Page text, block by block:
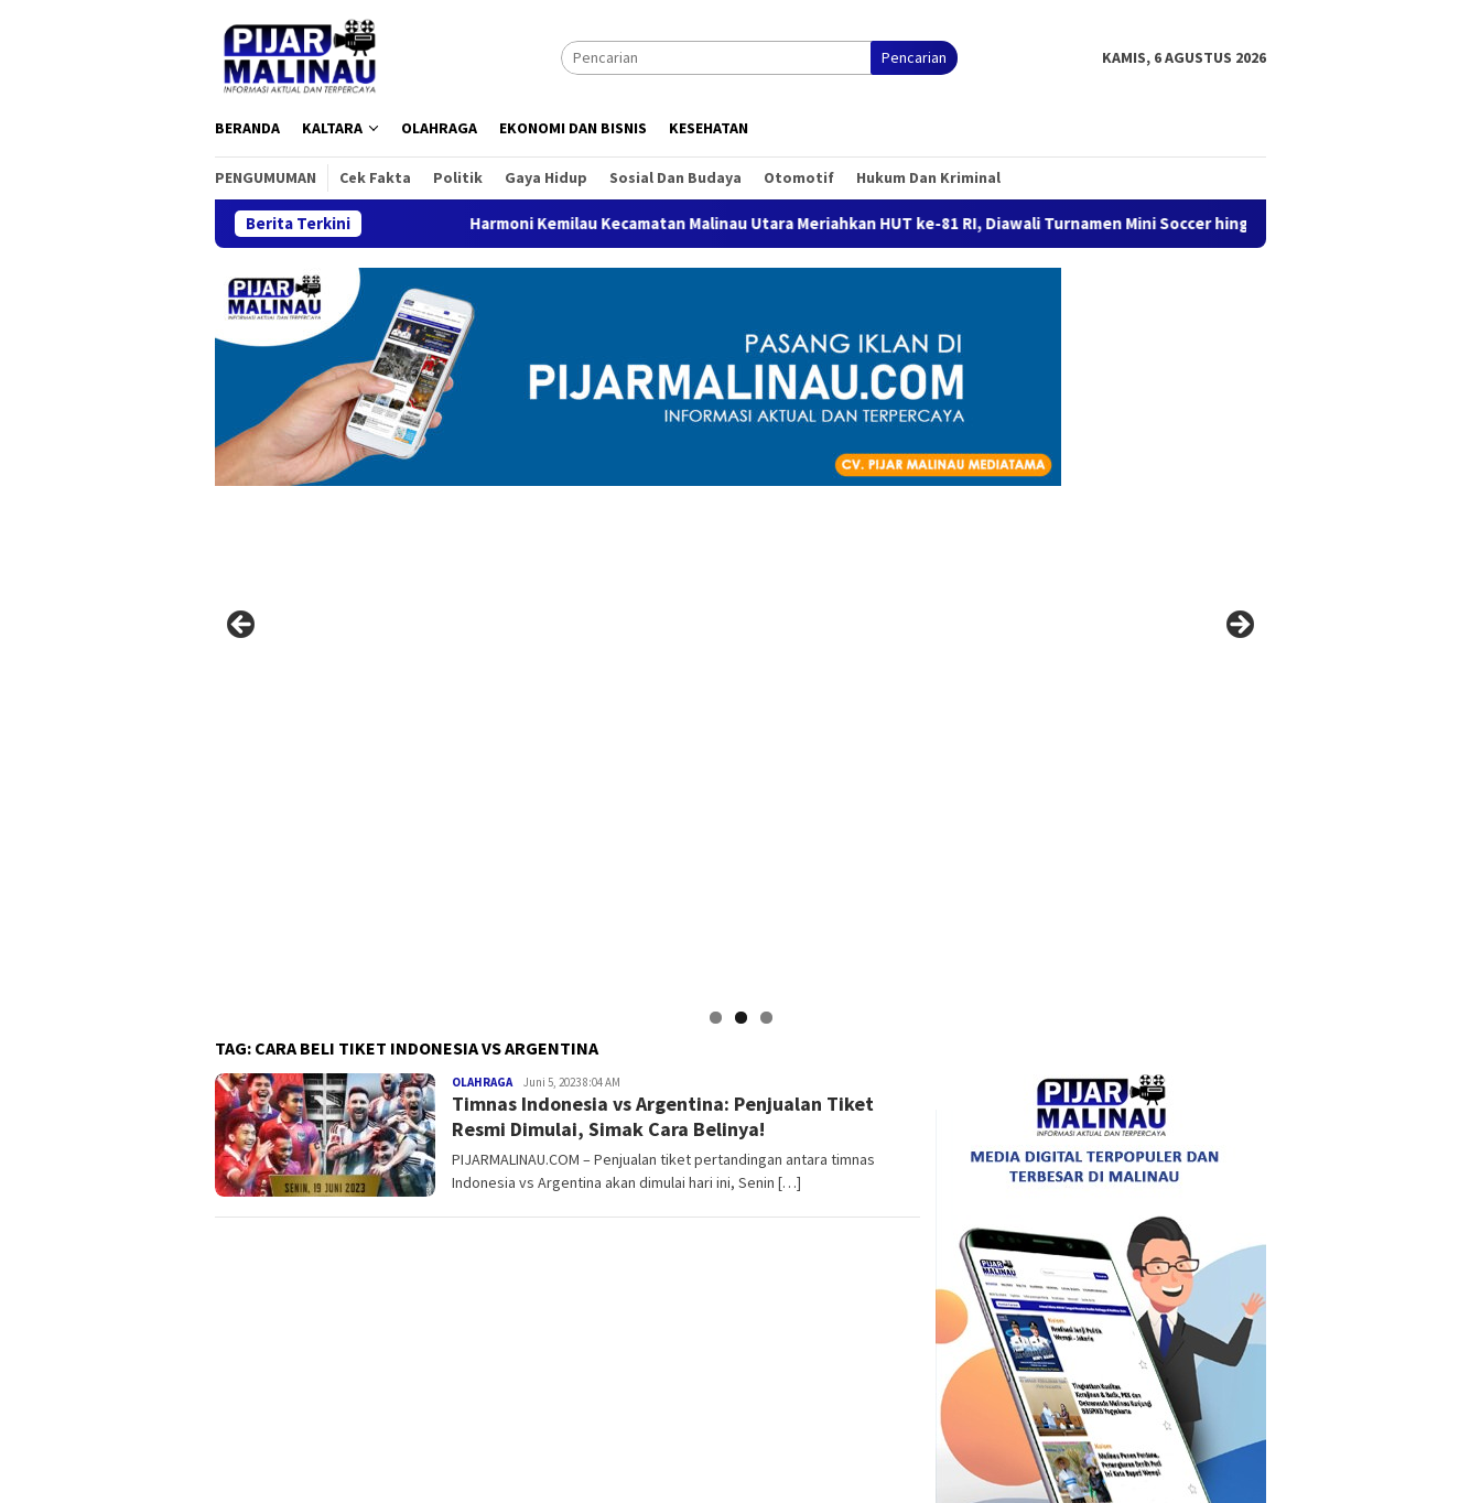
Pencarian KAMIS, 6 AGUSTUS 2026
BERANDA KALTARA OLAHRAGA EKONOMI DAN BISNIS KESEHATAN
PENGUMUMAN Cek Fakta Politik Gaya Hidup Sosial Dan Budaya Otomotif Hukum Dan Kriminal
Berita Terkini Harmoni Kemilau Kecamatan Malinau Utara Meriahkan HUT ke-81 RI, Diawali Turnamen Mini Soccer hingga Karnaval Budaya
TAG: CARA BELI TIKET INDONESIA VS ARGENTINA
OLAHRAGAMedry
Arnandra
Juni 5, 2023 8:04 AM
Timnas Indonesia vs Argentina: Penjualan Tiket
Resmi Dimulai, Simak Cara Belinya!
PIJARMALINAU.COM – Penjualan tiket pertandingan antara timnas
Indonesia vs Argentina akan dimulai hari ini, Senin […]